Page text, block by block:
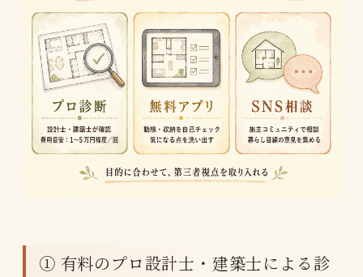
① 有料のプロ設計士・建築士による診